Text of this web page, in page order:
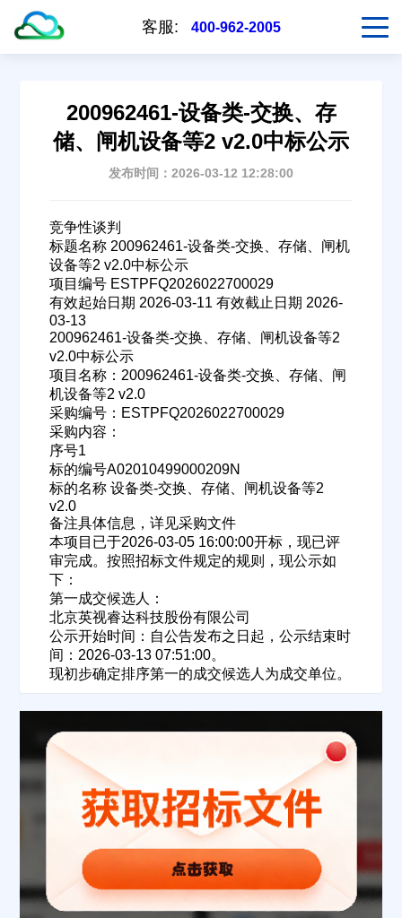
客服: 400-962-2005
200962461-设备类-交换、存
储、闸机设备等2 v2.0中标公示
发布时间：2026-03-12 12:28:00
竞争性谈判
标题名称 200962461-设备类-交换、存储、闸机
设备等2 v2.0中标公示
项目编号 ESTPFQ2026022700029
有效起始日期 2026-03-11 有效截止日期 2026-
03-13
200962461-设备类-交换、存储、闸机设备等2
v2.0中标公示
项目名称：200962461-设备类-交换、存储、闸
机设备等2 v2.0
采购编号：ESTPFQ2026022700029
采购内容：
序号1
标的编号A02010499000209N
标的名称 设备类-交换、存储、闸机设备等2
v2.0
备注具体信息，详见采购文件
本项目已于2026-03-05 16:00:00开标，现已评
审完成。按照招标文件规定的规则，现公示如
下：
第一成交候选人：
北京英视睿达科技股份有限公司
公示开始时间：自公告发布之日起，公示结束时
间：2026-03-13 07:51:00。
现初步确定排序第一的成交候选人为成交单位。
欢迎入驻供应商 ဆ
公司名称
公司所在地